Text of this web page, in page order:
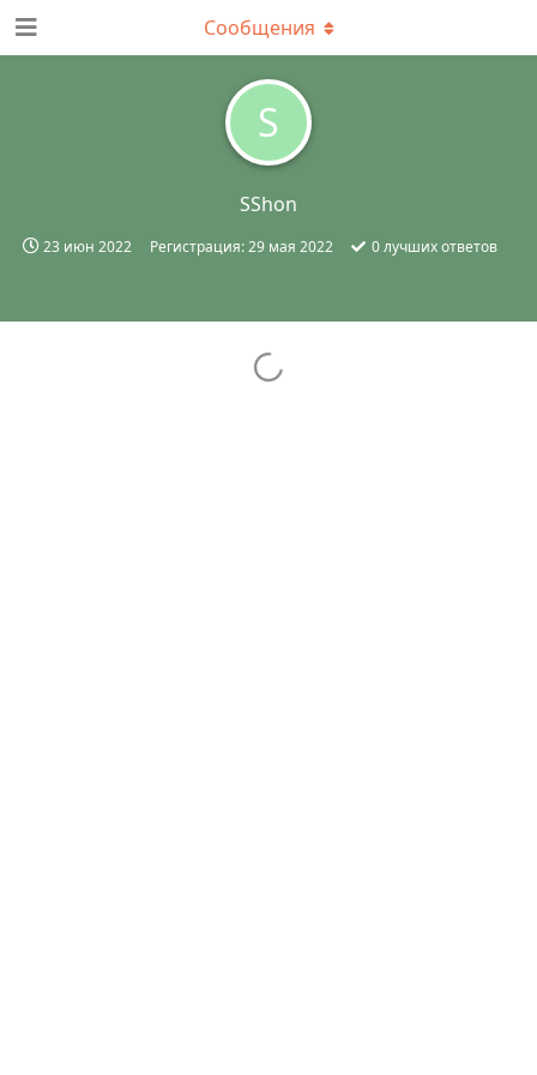
S
SShon
23 июн 2022 Регистрация:29 мая 2022 0лучших ответов
Сообщения